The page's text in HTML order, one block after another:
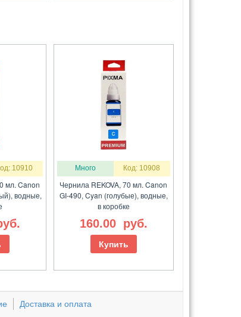
10910
мл. Canon
водные,
Много Код: 10908
Чернила REKOVA, 70 мл. Canon
GI-490, Cyan (голубые), водные,
в коробке
160.00 руб.
Купить
Доставка и оплата